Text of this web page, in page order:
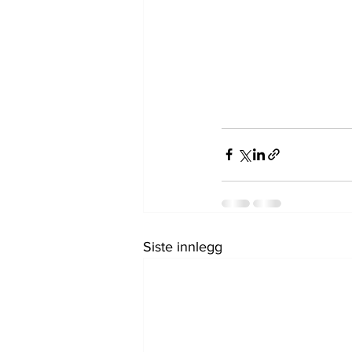
Siste innlegg